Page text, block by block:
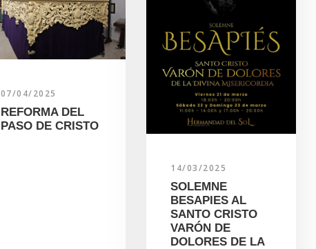
07/04/2025
REFORMA DEL
PASO DE CRISTO
14/03/2025
SOLEMNE
BESAPIES AL
SANTO CRISTO
VARÓN DE
DOLORES DE LA